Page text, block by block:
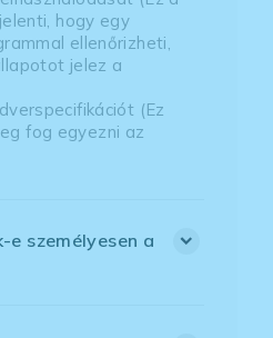
hogy egy
ellenőrizheti,
jelez a
(Ez
fog egyezni az
személyesen a